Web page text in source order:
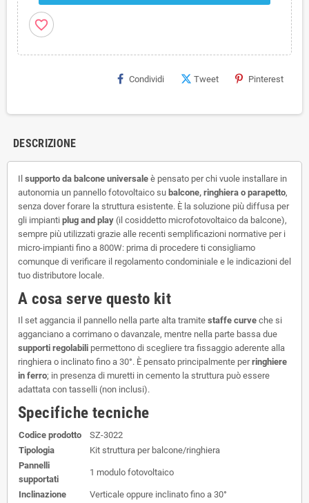
favorite_border
Condividi Tweet Pinterest
DESCRIZIONE
Il supporto da balcone universale è pensato per chi vuole installare in
autonomia un pannello fotovoltaico su balcone, ringhiera o parapetto,
senza dover forare la struttura esistente. È la soluzione più diffusa per
gli impianti plug and play (il cosiddetto microfotovoltaico da balcone),
sempre più utilizzati grazie alle recenti semplificazioni normative per i
micro-impianti fino a 800W: prima di procedere ti consigliamo
comunque di verificare il regolamento condominiale e le indicazioni del
tuo distributore locale.
A cosa serve questo kit
Il set aggancia il pannello nella parte alta tramite staffe curve che si
agganciano a corrimano o davanzale, mentre nella parte bassa due
supporti regolabili permettono di scegliere tra fissaggio aderente alla
ringhiera o inclinato fino a 30°. È pensato principalmente perringhiere
in ferro; in presenza di muretti in cemento la struttura può essere
adattata con tasselli (non inclusi).
Specifiche tecniche
Codice prodotto
SZ-3022
Tipologia
Kit struttura per balcone/ringhiera
Pannelli
supportati
1 modulo fotovoltaico
Inclinazione
Verticale oppure inclinato fino a 30°